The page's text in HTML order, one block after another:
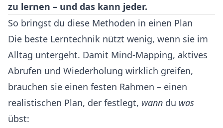
zu lernen – und das kann jeder.
So bringst du diese Methoden in einen Plan
Die beste Lerntechnik nützt wenig, wenn sie im
Alltag untergeht. Damit Mind-Mapping, aktives
Abrufen und Wiederholung wirklich greifen,
brauchen sie einen festen Rahmen – einen
realistischen Plan, der festlegt, wann du was
übst: